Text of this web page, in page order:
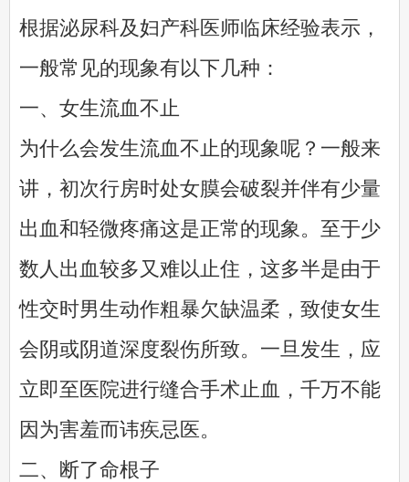
根据泌尿科及妇产科医师临床经验表示，
一般常见的现象有以下几种：
一、女生流血不止
为什么会发生流血不止的现象呢？一般来
讲，初次行房时处女膜会破裂并伴有少量
出血和轻微疼痛这是正常的现象。至于少
数人出血较多又难以止住，这多半是由于
性交时男生动作粗暴欠缺温柔，致使女生
会阴或阴道深度裂伤所致。一旦发生，应
立即至医院进行缝合手术止血，千万不能
因为害羞而讳疾忌医。
二、断了命根子